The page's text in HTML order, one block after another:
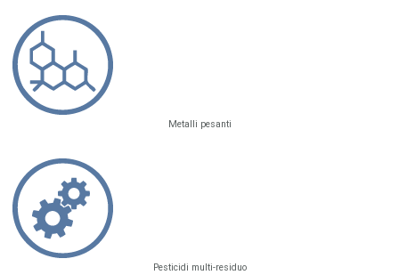
Metalli pesanti
Pesticidi multi-residuo